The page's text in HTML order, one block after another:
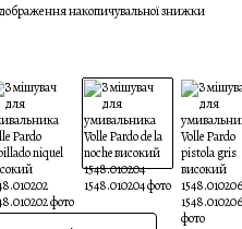
накопичувальної знижки